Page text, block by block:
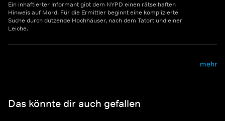
Ein inhaftierter Informant gibt dem NYPD einen rätselhaften
Hinweis auf Mord. Für die Ermittler beginnt eine komplizierte
Suche durch dutzende Hochhäuser, nach dem Tatort und einer
Leiche.
mehr
Das könnte dir auch gefallen